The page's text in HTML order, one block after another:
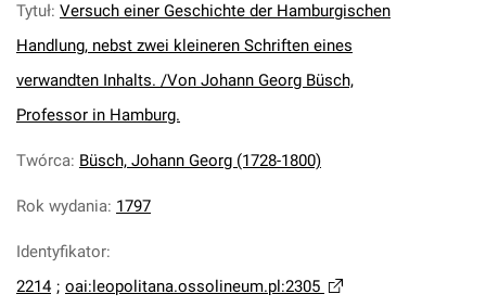
Tytuł: Versuch einer Geschichte der Hamburgischen
Handlung, nebst zwei kleineren Schriften eines
verwandten Inhalts. /Von Johann Georg Büsch,
Professor in Hamburg.
Twórca: Büsch, Johann Georg (1728-1800)
Rok wydania: 1797
Identyfikator:
2214 ; oai:leopolitana.ossolineum.pl:2305